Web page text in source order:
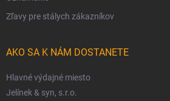
Zľavy pre stálych zákazníkov
AKO SA K NÁM DOSTANETE
Hlavné výdajné miesto
Jelínek & syn, s.r.o.